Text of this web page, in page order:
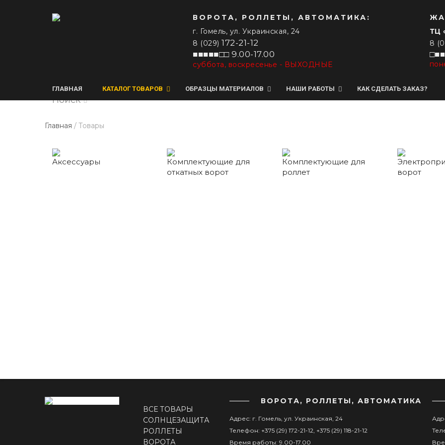
ВОРОТА, РОЛЛЕТЫ, АВТОМАТИКА:
г. Гомель, ул. Украинская, 24
8 (029)172-21-12
■■■■■□□ 9.00-17.00
суббота, воскресенье - ВЫХОДНЫЕ
ТЦ
8
ГЛАВНАЯ КАТАЛОГ ТОВАРОВ
С фотопечатью
ОБРАЗЦЫ МАТЕРИАЛОВ НАШИ РАБОТЫ КАК СДЕЛАТЬ ЗАКАЗ?
Поиск
Главная / Товары
Аксессуары
Комплектующие для
откатных ворот
Комплектующие для
роллет
ворот
ВСЕ ТОВАРЫ
СОЛНЦЕЗАЩИТА
РОЛЛЕТЫ
ВОРОТА
ВОРОТА, РОЛЛЕТЫ, АВТОМАТИКА
Адрес: г. Гомель, ул. Украинская, 24
Телефон: +375 (29) 172-21-12, +375 (29) 118-21-12
Время работы: 9.00-17.00